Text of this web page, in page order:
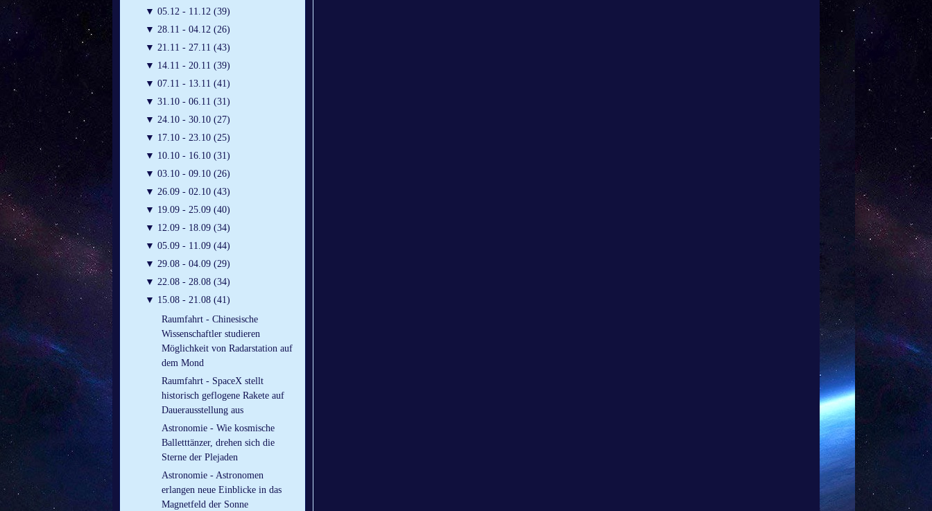
▼ 05.12 - 11.12 (39)
▼ 28.11 - 04.12 (26)
▼ 21.11 - 27.11 (43)
▼ 14.11 - 20.11 (39)
▼ 07.11 - 13.11 (41)
▼ 31.10 - 06.11 (31)
▼ 24.10 - 30.10 (27)
▼ 17.10 - 23.10 (25)
▼ 10.10 - 16.10 (31)
▼ 03.10 - 09.10 (26)
▼ 26.09 - 02.10 (43)
▼ 19.09 - 25.09 (40)
▼ 12.09 - 18.09 (34)
▼ 05.09 - 11.09 (44)
▼ 29.08 - 04.09 (29)
▼ 22.08 - 28.08 (34)
▼ 15.08 - 21.08 (41)
Raumfahrt - Chinesische
Wissenschaftler studieren
Möglichkeit von Radarstation auf
dem Mond
Raumfahrt - SpaceX stellt
historisch geflogene Rakete auf
Dauerausstellung aus
Astronomie - Wie kosmische
Balletttänzer, drehen sich die
Sterne der Plejaden
Astronomie - Astronomen
erlangen neue Einblicke in das
Magnetfeld der Sonne